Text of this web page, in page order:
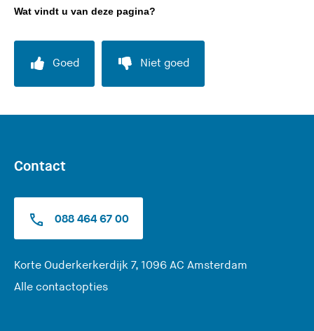
Wat vindt u van deze pagina?
Goed Niet goed
Contact
088 464 67 00
Korte Ouderkerkerdijk 7, 1096 AC Amsterdam
Alle contactopties